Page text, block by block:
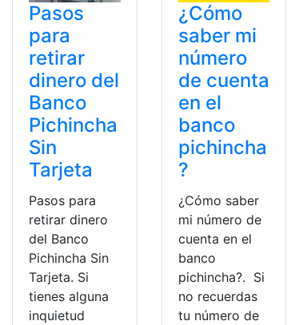
Pasos
para
retirar
dinero del
Banco
Pichincha
Sin
Tarjeta
Pasos para
retirar dinero
del Banco
Pichincha Sin
Tarjeta. Si
tienes alguna
inquietud
¿Cómo
saber mi
número
de cuenta
en el
banco
pichincha
?
¿Cómo saber
mi número de
cuenta en el
banco
pichincha?. Si
no recuerdas
tu número de